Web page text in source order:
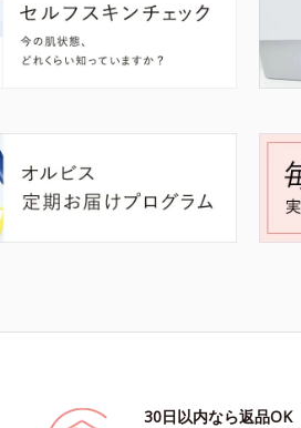
30日以内なら返品OK